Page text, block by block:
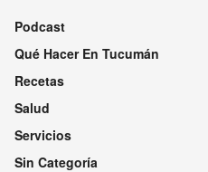
Podcast
Qué Hacer En Tucumán
Recetas
Salud
Servicios
Sin Categoría